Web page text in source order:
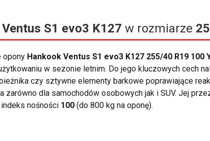
Ventus S1 evo3 K127 w rozmiarze
opony Hankook Ventus S1 evo3 K127 255/40 R19 100
w sezonie letnim. Do jego kluczowych cech
czy sztywne elementy barkowe poprawiające
zarówno dla samochodów osobowych jak i SUV. Jej
nośności 100 (do 800 kg na oponę).